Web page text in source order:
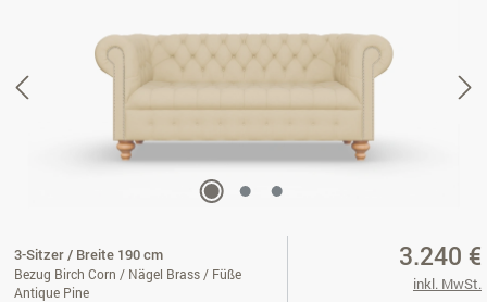
3-Sitzer / Breite 190 cm
Bezug Birch Corn / Nägel Brass / Füße
Antique Pine
3.240 €
inkl. MwSt.